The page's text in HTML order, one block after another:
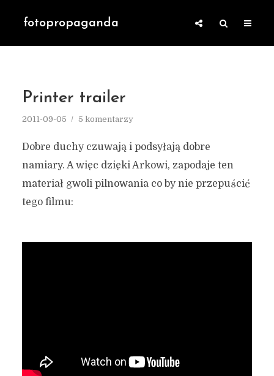
fotopropaganda
Printer trailer
2011-09-05 5 komentarzy
Dobre duchy czuwają i podsyłają dobre
namiary. A więc dzięki Arkowi, zapodaje ten
materiał gwoli pilnowania co by nie przepuścić
tego filmu: